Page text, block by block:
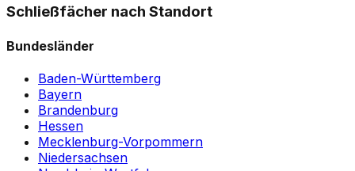
Schließfächer nach Standort
Bundesländer
Baden-Württemberg
Bayern
Brandenburg
Hessen
Mecklenburg-Vorpommern
Niedersachsen